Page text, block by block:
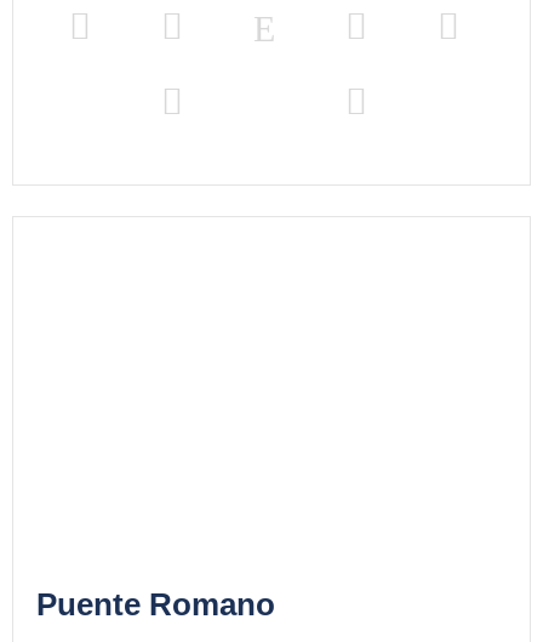
Puente Romano